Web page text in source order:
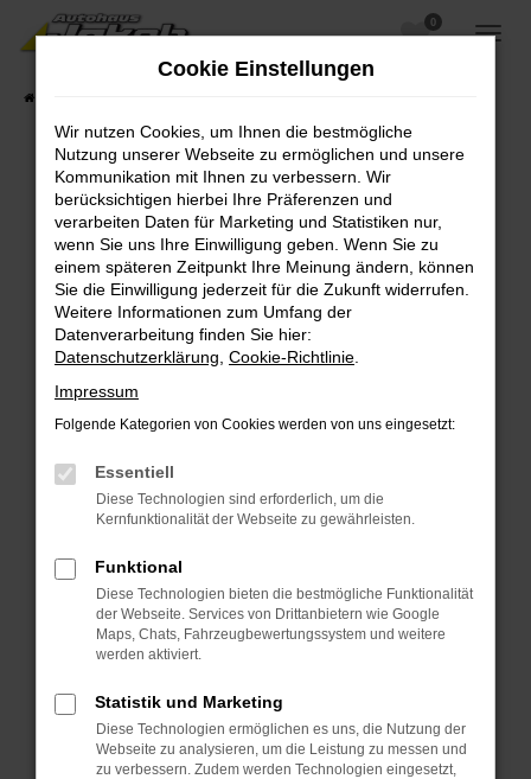
Zum
Hauptinhalt
0
Fehler: Network Error
Beim Laden ist ein Fehler aufgetreten.
Hier sind ein paar Tipps, die dir helfen können:
Überprüfe deine Firewall und deine
Internetverbindung.
Laden andere Webseiten, zum Beispiel deine
Suchmaschine?
Prüfe deine Browsererweiterungen.
Manche Erweiterungen, wie Werbeblocker,
können das Laden bestimmter Seiten
verhindern. Funktioniert die Seite in einem
Fenster?
Starte dein Gerät neu.
Das kann manchmal helfen, vorübergehende
Probleme zu beheben.
Betriebssystem auf dem neuesten Stand
sind.
Veraltete Software birgt nicht nur ein
Cookie Einstellungen
Wir nutzen Cookies, um Ihnen die bestmögliche
Nutzung unserer Webseite zu ermöglichen und unsere
Kommunikation mit Ihnen zu verbessern. Wir
berücksichtigen hierbei Ihre Präferenzen und
verarbeiten Daten für Marketing und Statistiken nur,
wenn Sie uns Ihre Einwilligung geben. Wenn Sie zu
einem späteren Zeitpunkt Ihre Meinung ändern, können
Sie die Einwilligung jederzeit für die Zukunft widerrufen.
Weitere Informationen zum Umfang der
Datenverarbeitung finden Sie hier:
Datenschutzerklärung Cookie-Richtlinie
Impressum
Folgende Kategorien von Cookies werden von uns eingesetzt:
Essentiell
Diese Technologien sind erforderlich, um die
Kernfunktionalität der Webseite zu gewährleisten.
Funktional
Diese Technologien bieten die bestmögliche Funktionalität
der Webseite. Services von Drittanbietern wie Google
Maps, Chats, Fahrzeugbewertungssystem und weitere
werden aktiviert.
Statistik und Marketing
Diese Technologien ermöglichen es uns, die Nutzung der
Webseite zu analysieren, um die Leistung zu messen und
zu verbessern. Zudem werden Technologien eingesetzt,